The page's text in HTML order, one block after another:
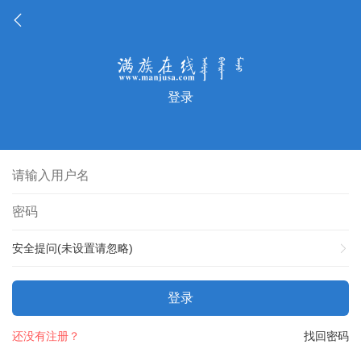
登录
安全提问(未设置请忽略)
登录
找回密码
还没有注册？